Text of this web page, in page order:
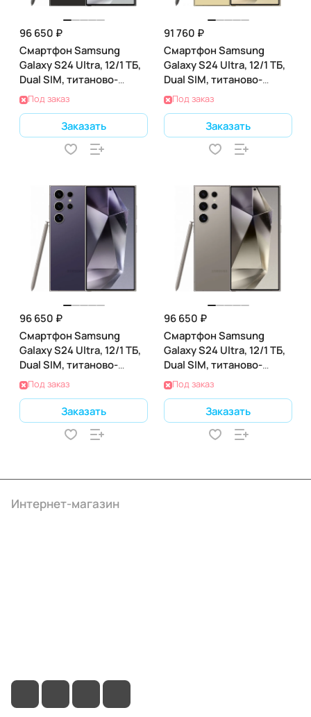
96 650 ₽
Смартфон Samsung
Galaxy S24 Ultra, 12/1 ТБ,
Dual SIM, титаново-
чёрный
Под заказ
Заказать
91 760 ₽
Смартфон Samsung
Galaxy S24 Ultra, 12/1 ТБ,
Dual SIM, титаново-
жёлтый
Под заказ
Заказать
96 650 ₽
Смартфон Samsung
Galaxy S24 Ultra, 12/1 ТБ,
Dual SIM, титаново-
лавандовый
Под заказ
Заказать
96 650 ₽
Смартфон Samsung
Galaxy S24 Ultra, 12/1 ТБ,
Dual SIM, титаново-
серый
Под заказ
Заказать
Интернет-магазин